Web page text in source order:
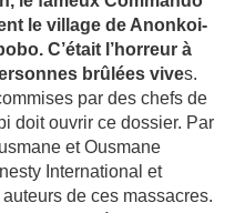
le village de Anonkoi-
C’était l’horreur à
brûlées vives.
par des chefs de
doit ouvrir ce dossier. Par
et Ousmane
International et
de ces massacres.